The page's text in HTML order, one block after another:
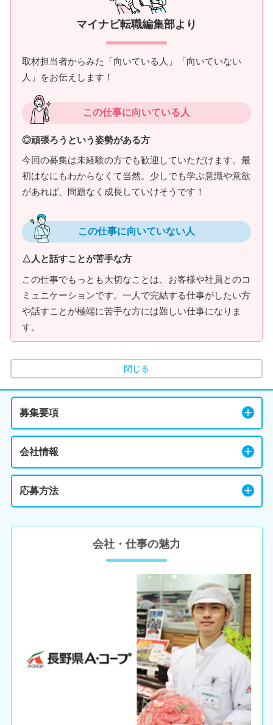
マイナビ転職編集部より
取材担当者からみた「向いている人」「向いていない
人」をお伝えします！
この仕事に向いている人
◎頑張ろうという姿勢がある方
今回の募集は未経験の方でも歓迎していただけます。最
初はなにもわからなくて当然。少しでも学ぶ意識や意欲
があれば、問題なく成長していけそうです！
この仕事に向いていない人
△人と話すことが苦手な方
この仕事でもっとも大切なことは、お客様や社員とのコ
ミュニケーションです。一人で完結する仕事がしたい方
や話すことが極端に苦手な方には難しい仕事になりま
す。
閉じる
募集要項
会社情報
応募方法
会社・仕事の魅力